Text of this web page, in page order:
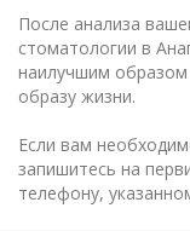
После анализа
стоматологии в
наилучшим
образу жизни.
Если вам
запишитесь на
телефону,